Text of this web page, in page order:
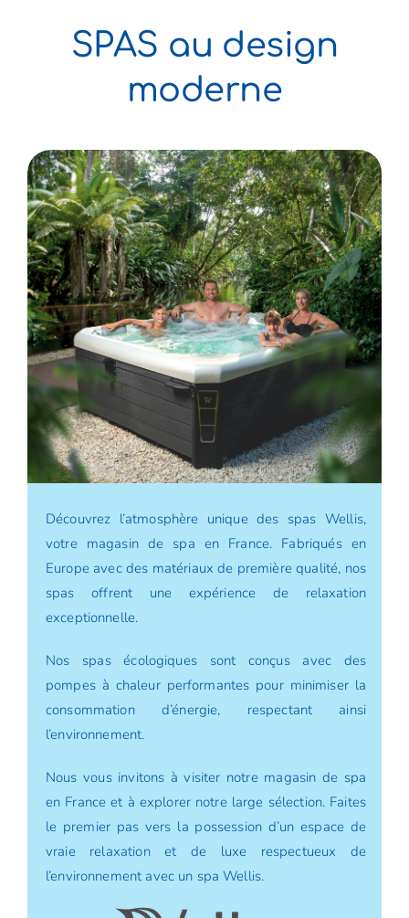
E-Boutique NOUVEAU
Contact
SPAS au design
moderne
Découvrez l’atmosphère unique des spas Wellis,
votre magasin de spa en France. Fabriqués en
Europe avec des matériaux de première qualité, nos
spas offrent une expérience de relaxation
exceptionnelle.
Nos spas écologiques sont conçus avec des
pompes à chaleur performantes pour minimiser la
consommation d’énergie, respectant ainsi
l’environnement.
Nous vous invitons à visiter notre magasin de spa
en France et à explorer notre large sélection. Faites
le premier pas vers la possession d’un espace de
vraie relaxation et de luxe respectueux de
l’environnement avec un spa Wellis.